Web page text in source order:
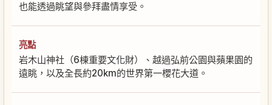
也能透過眺望與參拜盡情享受。
亮點
岩木山神社（6棟重要文化財）、越過弘前公園與蘋果園的
遠眺，以及全長約20km的世界第一櫻花大道。